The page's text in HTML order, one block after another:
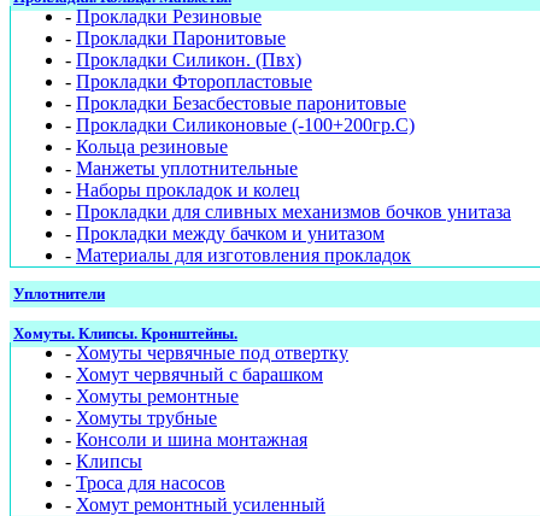
-Прокладки Резиновые
- Прокладки Паронитовые
- Прокладки Силикон. (Пвх)
- Прокладки Фторопластовые
- Прокладки Безасбестовые паронитовые
- Прокладки Силиконовые (-100+200гр.С)
- Кольца резиновые
- Манжеты уплотнительные
- Наборы прокладок и колец
- Прокладки для сливных механизмов бочков унитаза
- Прокладки между бачком и унитазом
- Материалы для изготовления прокладок
Уплотнители
Хомуты. Клипсы. Кронштейны.
-Хомуты червячные под отвертку
- Хомут червячный с барашком
- Хомуты ремонтные
- Хомуты трубные
- Консоли и шина монтажная
- Клипсы
- Троса для насосов
- Хомут ремонтный усиленный